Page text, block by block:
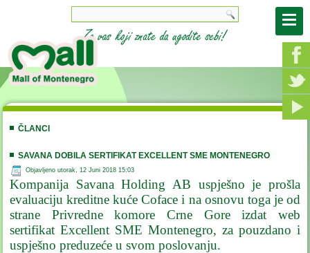
ČLANCI
SAVANA DOBILA SERTIFIKAT EXCELLENT SME MONTENEGRO
Objavljeno utorak, 12 Juni 2018 15:03
Kompanija Savana Holding AB uspješno je prošla
evaluaciju kreditne kuće Coface i na osnovu toga je od
strane Privredne komore Crne Gore izdat web
sertifikat Excellent SME Montenegro, za pouzdano i
uspješno preduzeće u svom poslovanju.